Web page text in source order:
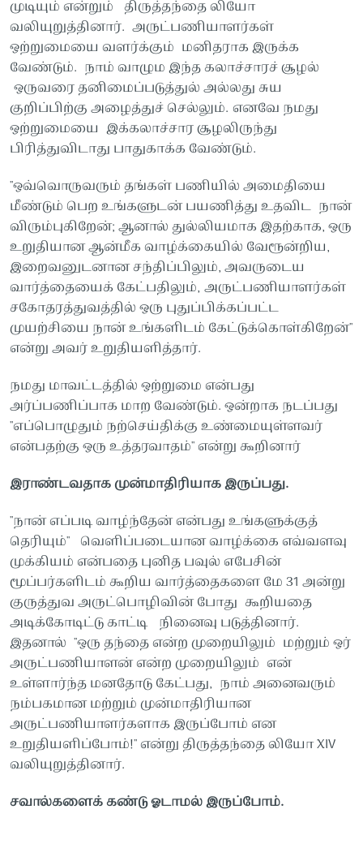
முடியும் என்றும் திருத்தந்தை லியோ
வலியுறுத்தினார். அருட்பணியாளர்கள்
ஒற்றுமையை வளர்க்கும் மனிதராக இருக்க
வேண்டும். நாம் வாழும இந்த கலாச்சாரச் சூழல்
ஒருவரை தனிமைப்படுத்துல் அல்லது சுய
குறிப்பிற்கு அழைத்துச் செல்லும். எனவே நமது
ஒற்றுமையை இக்கலாச்சார சூழலிருந்து
பிரித்துவிடாது பாதுகாக்க வேண்டும்.
"ஒவ்வொருவரும் தங்கள் பணியில் அமைதியை
மீண்டும் பெற உங்களுடன் பயணித்து உதவிட நான்
விரும்புகிறேன்; ஆனால் துல்லியமாக இதற்காக, ஒரு
உறுதியான ஆன்மீக வாழ்க்கையில் வேரூன்றிய,
இறைவனுடனான சந்திப்பிலும், அவருடைய
வார்த்தையைக் கேட்பதிலும், அருட்பணியாளர்கள்
சகோதரத்துவத்தில் ஒரு புதுப்பிக்கப்பட்ட
முயற்சியை நான் உங்களிடம் கேட்டுக்கொள்கிறேன்"
என்று அவர் உறுதியளித்தார்.
நமது மாவட்டத்தில் ஒற்றுமை என்பது
அர்ப்பணிப்பாக மாற வேண்டும். ஒன்றாக நடப்பது
"எப்பொழுதும் நற்செய்திக்கு உண்மையுள்ளவர்
என்பதற்கு ஒரு உத்தரவாதம்" என்று கூறினார்
இராண்டவதாக முன்மாதிரியாக இருப்பது.
"நான் எப்படி வாழ்ந்தேன் என்பது உங்களுக்குத்
தெரியும்" ​​வெளிப்படையான வாழ்க்கை எவ்வளவு
முக்கியம் என்பதை புனித பவுல் எபேசின்
மூப்பர்களிடம் கூறிய வார்த்தைகளை மே 31 அன்று
குருத்துவ அருட்பொழிவின் போது ​​கூறியதை
அடிக்கோடிட்டு காட்டி நினைவு படுத்தினார்.
இதனால் "ஒரு தந்தை என்ற முறையிலும் மற்றும் ஒர்
அருட்பணியாளன் என்ற முறையிலும் என்
உள்ளார்ந்த மனதோடு கேட்பது, நாம் அனைவரும்
நம்பகமான மற்றும் முன்மாதிரியான
அருட்பணியாளர்களாக இருப்போம் என
உறுதியளிப்போம்!" என்று திருத்தந்தை லியோ XIV
வலியுறுத்தினார்.
சவால்களைக் கண்டு ஓடாமல் இருப்போம்.